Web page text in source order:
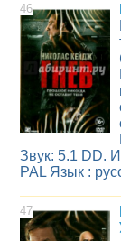
46
Звук: 5.1 DD.
PAL Язык :
47